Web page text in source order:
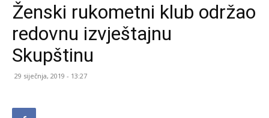
stranice
Ženski rukometni klub održao
redovnu izvještajnu
Skupštinu
29 siječnja, 2019 - 13:27